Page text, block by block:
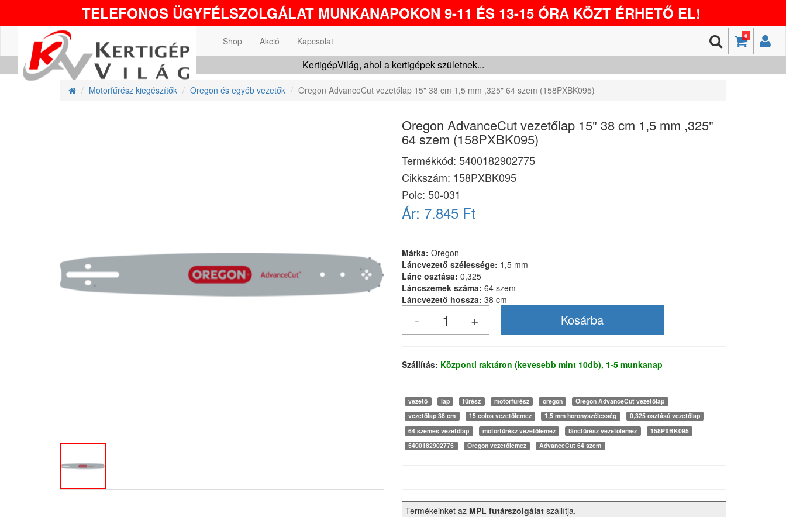
TELEFONOS ÜGYFÉLSZOLGÁLAT MUNKANAPOKON 9-11 ÉS 13-15 ÓRA KÖZT ÉRHETŐ EL!
0
Shop Akció Kapcsolat
KertigépVilág, ahol a kertigépek születnek...
Motorfűrész kiegészítők Oregon és egyéb vezetők Oregon AdvanceCut vezetőlap 15" 38 cm 1,5 mm ,325" 64 szem (158PXBK095)
Oregon AdvanceCut vezetőlap 15" 38 cm 1,5 mm ,325"
64 szem (158PXBK095)
Termékkód: 5400182902775
Cikkszám: 158PXBK095
Polc: 50-031
Ár: 7.845 Ft
Márka: Oregon
Láncvezető szélessége: 1,5 mm
Lánc osztása: 0,325
Láncszemek száma: 64 szem
Láncvezető hossza: 38 cm
Szállítás: Központi raktáron (kevesebb mint 10db), 1-5 munkanap
vezető lap fűrész motorfűrész oregon
Oregon AdvanceCut vezetőlap
vezetőlap 38 cm
15 colos vezetőlemez 1,5 mm horonyszélesség
0,325 osztású vezetőlap
64 szemes vezetőlap
motorfűrész vezetőlemez láncfűrész vezetőlemez
158PXBK095
5400182902775
Oregon vezetőlemez AdvanceCut 64 szem
Termékeinket az MPL futárszolgálat szállítja.